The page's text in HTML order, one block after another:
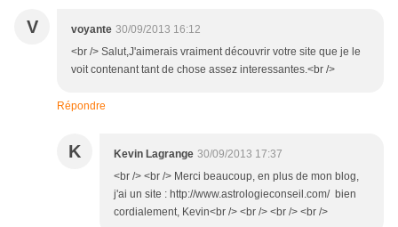
V voyante 30/09/2013 16:12
<br /> Salut,J'aimerais vraiment découvrir votre site que je le
voit contenant tant de chose assez interessantes.<br />
Répondre
K Kevin Lagrange 30/09/2013 17:37
<br /> <br /> Merci beaucoup, en plus de mon blog,
j'ai un site : http://www.astrologieconseil.com/ bien
cordialement, Kevin<br /> <br /> <br /> <br />